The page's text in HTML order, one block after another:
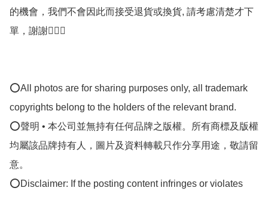
的機會，我們不會因此而接受退貨或換貨, 請考慮清楚才下
單，謝謝🙇🏼‍♀️
⭕All photos are for sharing purposes only, all trademark
copyrights belong to the holders of the relevant brand.
⭕聲明 • 本公司並無持有任何品牌之版權。所有商標及版權
均屬該品牌持有人，圖片及資料轉載只作分享用途，敬請留
意。
⭕Disclaimer: If the posting content infringes or violates